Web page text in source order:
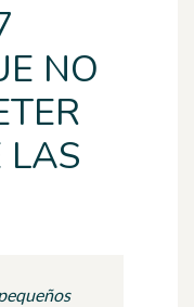
NO
LAS